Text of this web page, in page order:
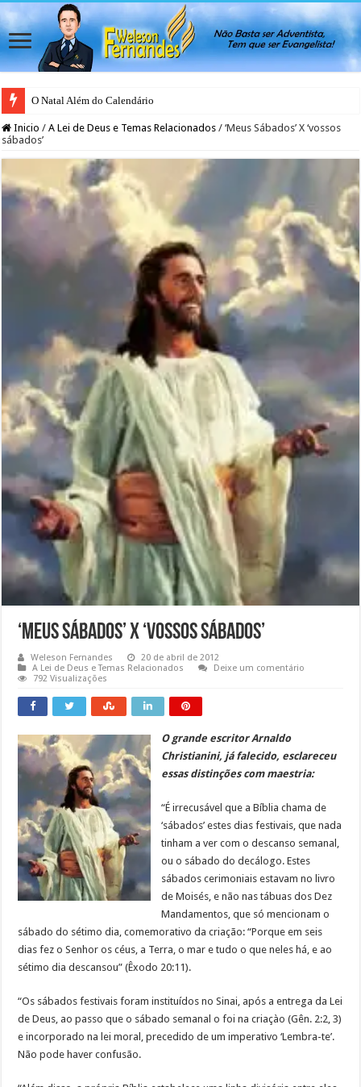
O Natal Além do Calendário
Japão rejeita casamento gay para evitar colapso da natalidade, afirma
Inicio / A Lei de Deus e Temas Relacionados / ‘Meus Sábados’ X ‘vossos
sábados’
‘Meus Sábados’ X ‘vossos sábados’
Weleson Fernandes
20 de abril de 2012
A Lei de Deus e Temas Relacionados
Deixe um comentário
792 Visualizações
O grande escritor Arnaldo
Christianini, já falecido, esclareceu
essas distinções com maestria:
“É irrecusável que a Bíblia chama de
‘sábados’ estes dias festivais, que nada
tinham a ver com o descanso semanal,
ou o sábado do decálogo. Estes
sábados cerimoniais estavam no livro
de Moisés, e não nas tábuas dos Dez
Mandamentos, que só mencionam o
sábado do sétimo dia, comemorativo da criação: “Porque em seis
dias fez o Senhor os céus, a Terra, o mar e tudo o que neles há, e ao
sétimo dia descansou” (Êxodo 20:11).
“Os sábados festivais foram instituídos no Sinai, após a entrega da Lei
de Deus, ao passo que o sábado semanal o foi na criaçào (Gên. 2:2, 3)
e incorporado na lei moral, precedido de um imperativo ‘Lembra-te’.
Não pode haver confusão.